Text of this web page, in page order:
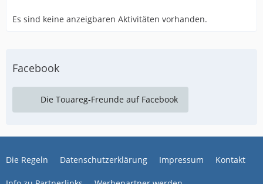
Es sind keine anzeigbaren Aktivitäten vorhanden.
Facebook
Die Touareg-Freunde auf Facebook
Die Regeln Datenschutzerklärung Impressum Kontakt